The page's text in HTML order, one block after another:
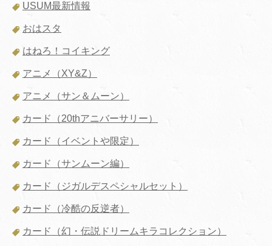
USUM最新情報
おはスタ
はねろ！コイキング
アニメ（XY&Z）
アニメ（サン＆ムーン）
カード（20thアニバーサリー）
カード（イベントや限定）
カード（サンムーン編）
カード（ジガルデスペシャルセット）
カード（冷酷の反逆者）
カード（幻・伝説ドリームキラコレクション）